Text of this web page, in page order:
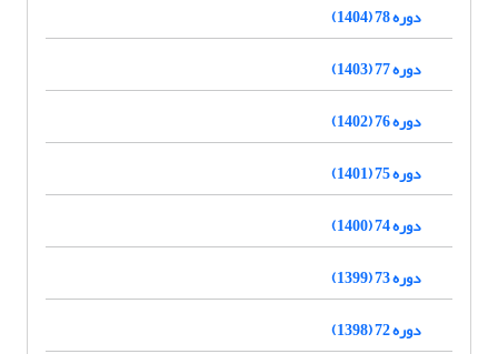
دوره 78 (1404)
دوره 77 (1403)
دوره 76 (1402)
دوره 75 (1401)
دوره 74 (1400)
دوره 73 (1399)
دوره 72 (1398)